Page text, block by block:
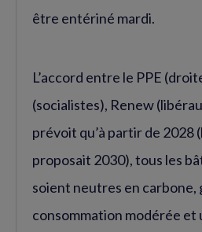
être entériné mardi.
L’accord entre le PPE
(socialistes), Renew
prévoit qu’à partir de 2028
proposait 2030), tous les
soient neutres en carbone,
consommation modérée et